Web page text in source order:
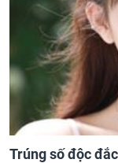
Trúng số độc